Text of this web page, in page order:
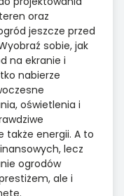
oraz
jeszcze przed
sobie, jak
na ekranie i
nabierze
oświetlenia i
także energii. A to
lecz
ogrodów
ale i